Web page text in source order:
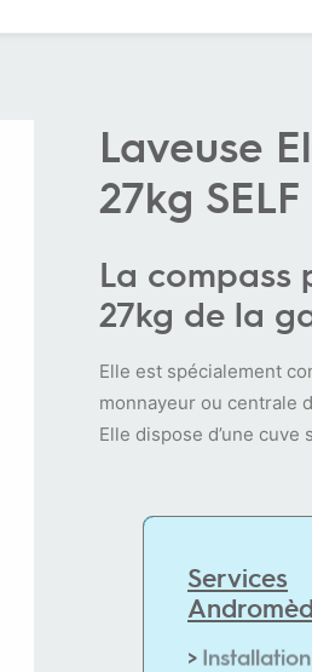
Laveuse
27kg
La compass
27kg de la
Elle est spécialement
monnayeur ou centrale
Elle dispose d’une cuve
Services
> Installation